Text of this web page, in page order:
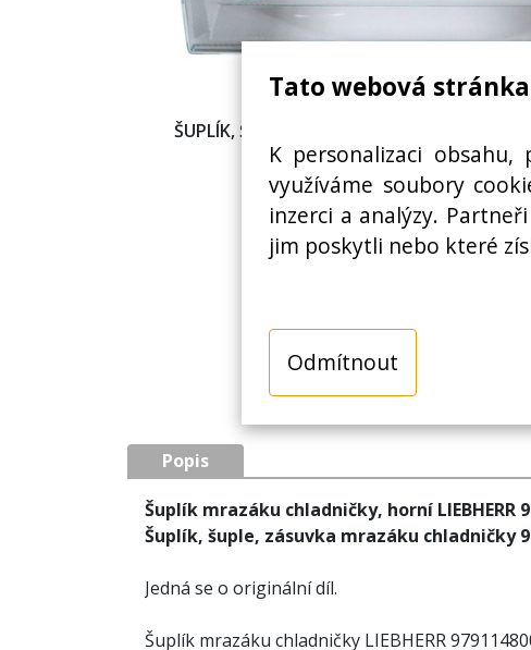
Tato webová
K personalizaci
využíváme soubory
inzerci a analýzy.
jim poskytli nebo které
Odmítnout
ŠUPLÍK, ŠUPLE, ZÁSUVKA MRAZÁKU
Popis
Šuplík mrazáku chladničky, horní LIEBHERR
Šuplík, šuple, zásuvka mrazáku chladničky
Jedná se o originální díl.
Šuplík mrazáku chladničky LIEBHERR